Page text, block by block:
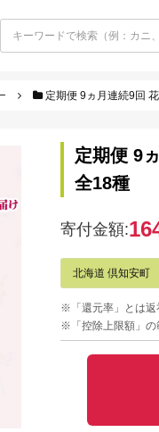
定期便 9ヵ月連続9回
定期便 9
全18種
寄付金額:
北海道 倶知安町
※「還元率」とは返
※「控除上限額」の